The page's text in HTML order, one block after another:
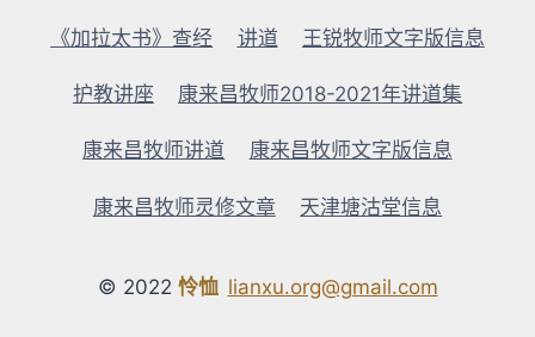
《加拉太书》查经 讲道 王锐牧师文字版信息
护教讲座 康来昌牧师2018-2021年讲道集
康来昌牧师讲道 康来昌牧师文字版信息
康来昌牧师灵修文章 天津塘沽堂信息
© 2022 怜恤 lianxu.org@gmail.com